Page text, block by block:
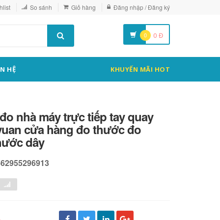
So sánh Giỏ hàng Đăng nhập / Đăng ký
0 0 Đ
HỆ KHUYẾN MÃI HOT
nhà máy trực tiếp tay quay
cửa hàng đo thước đo
dây